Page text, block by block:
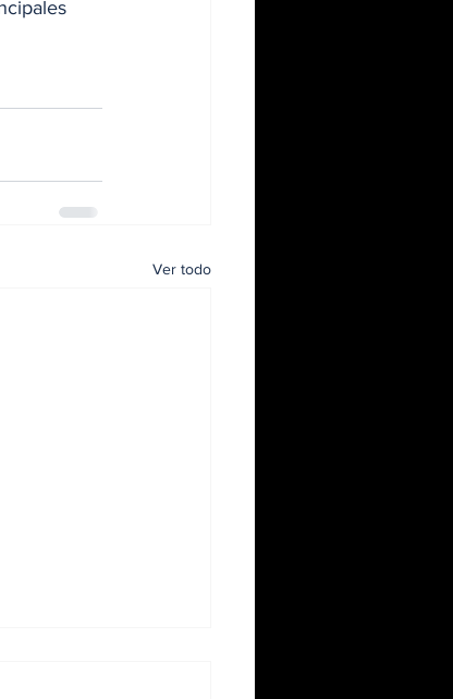
Ver todo